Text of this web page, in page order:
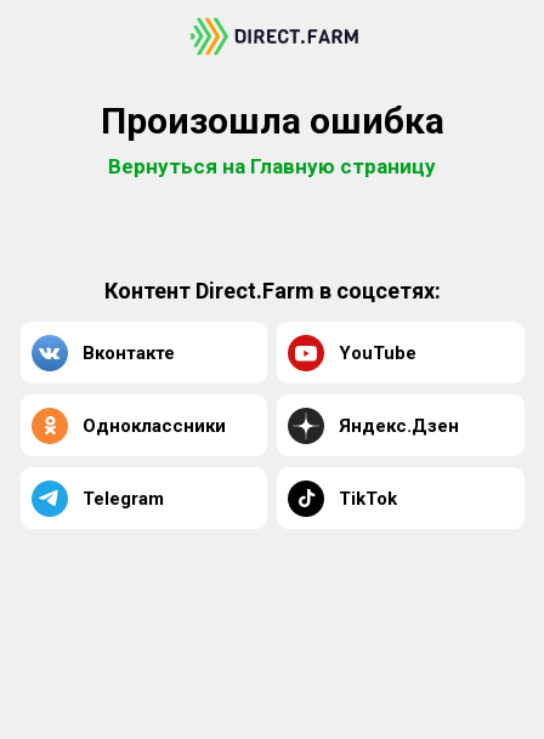
Произошла ошибка
Вернуться на Главную страницу
Контент Direct.Farm в соцсетях:
Вконтакте YouTube
Одноклассники Яндекс.Дзен
Telegram TikTok